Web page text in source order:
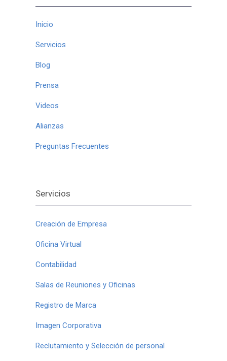
Inicio
Servicios
Blog
Prensa
Videos
Alianzas
Preguntas Frecuentes
Servicios
Creación de Empresa
Oficina Virtual
Contabilidad
Salas de Reuniones y Oficinas
Registro de Marca
Imagen Corporativa
Reclutamiento y Selección de personal